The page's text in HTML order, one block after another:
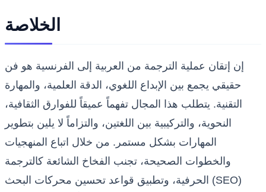
الخلاصة
إن إتقان عملية الترجمة من العربية إلى الفرنسية هو فن
حقيقي يجمع بين الإبداع اللغوي، الدقة العلمية، والمهارة
التقنية. يتطلب هذا المجال تفهماً عميقاً للفوارق الثقافية،
النحوية، والتركيبية بين اللغتين، والتزاماً لا يلين بتطوير
المهارات بشكل مستمر. من خلال اتباع المنهجيات
والخطوات الصحيحة، تجنب الفخاخ الشائعة كالترجمة
الحرفية، وتطبيق قواعد تحسين محركات البحث (SEO)